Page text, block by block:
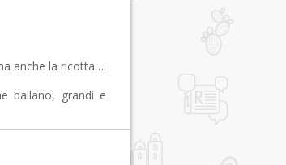
anche la ricotta….
ballano, grandi e